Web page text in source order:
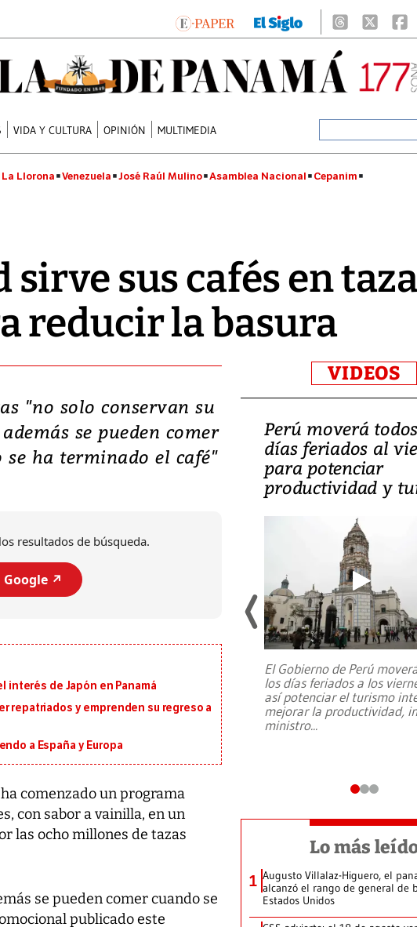
VIDA Y CULTURA OPINIÓN MULTIMEDIA
La Llorona Venezuela José Raúl Mulino Asamblea Nacional Cepanim
sus cafés en
reducir la basura
"no solo conservan su
se pueden comer
se ha terminado el café"
resultados de búsqueda.
Google ↗️
interés de Japón en Panamá
repatriados y emprenden su regreso a
a España y Europa
comenzado un programa
con sabor a vainilla, en un
las ocho millones de tazas
se pueden comer cuando se
publicado este
VIDEOS
Video: Lula lanza su
candidatura con
promesas de inversión
Entre recuerdos y escuetas
referencias hacia sus adversarios, el
presidente de Brasil, Luiz Inácio Lula
candidatura...
Perú moverá
días feriados al
para potenciar
productividad y
El Gobierno de Perú
los días feriados a los
así potenciar el turismo
mejorar la productividad,
ministro...
Lo más
1 Augusto Villalaz-Higuero, el
alcanzó el rango de general de
Estados Unidos